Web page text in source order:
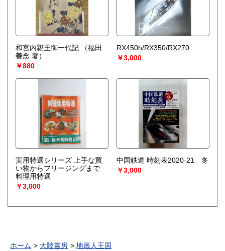
和宮内親王御一代記
（福田
善念 著）
￥880
RX450h/RX350/RX270
￥3,000
実用特選シリーズ 上手な買
い物からフリージングまで
料理用特選
￥3,000
中国鉄道 時刻表2020-21 冬
￥3,000
ホーム 大陸書房 地底人王国